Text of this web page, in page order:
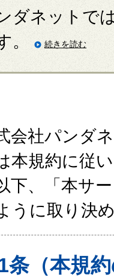
ダネットで
。
続きを読む
会社パンダ
本規約に従
下、「本サ
うに取り決
条（本規